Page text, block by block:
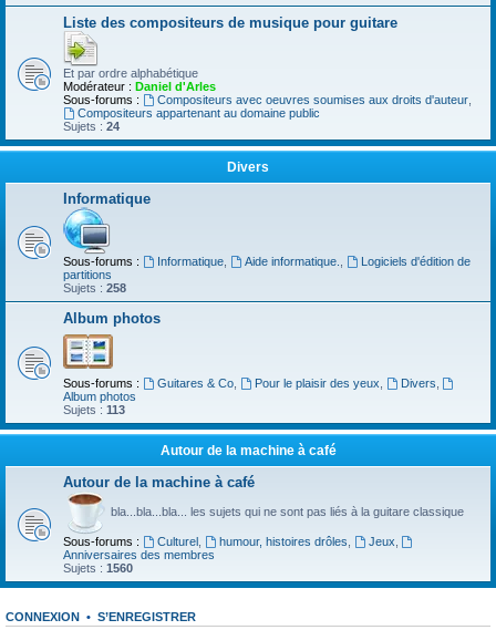
Liste des compositeurs de musique pour guitare
Et par ordre alphabétique
Modérateur : Daniel d'Arles
Sous-forums :
Compositeurs avec oeuvres soumises aux droits d'auteur,
Compositeurs appartenant au domaine public
Sujets : 24
Divers
Informatique
Sous-forums : Informatique, Aide informatique.
Logiciels d'édition de
partitions
Sujets : 258
Album photos
Sous-forums : Guitares & Co, Pour le plaisir des yeux Divers
Album photos
Sujets : 113
Autour de la machine à café
Autour de la machine à café
bla...bla...bla... les sujets qui ne sont pas liés à la guitare classique
Sous-forums : Culturel, humour, histoires drôles Jeux
Anniversaires des membres
Sujets : 1560
CONNEXION • S’ENREGISTRER